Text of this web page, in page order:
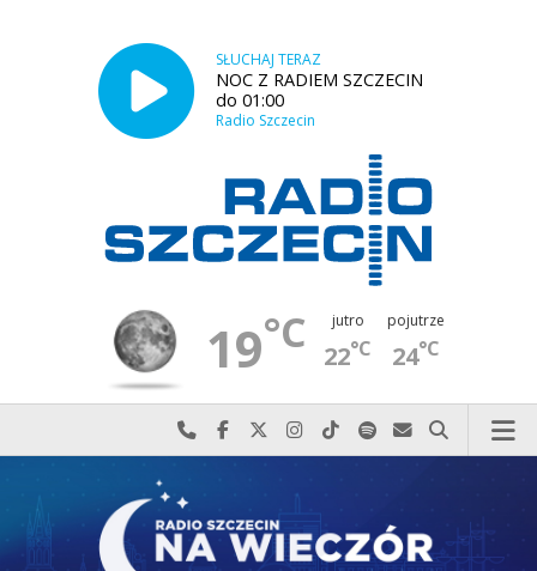
SŁUCHAJ TERAZ
NOC Z RADIEM SZCZECIN
do 01:00
Radio Szczecin
19°C jutro
22°C
pojutrze
24°C
Najlepiej po prostu do nas zadzwoń
Odwiedź nas na Facebook-u
Odwiedź nas na X
Odwiedź nas na Instagram-ie
Odwiedź nas na TikTok-u
Szukaj nas na Spotify
Wyślij do nas
Szukaj